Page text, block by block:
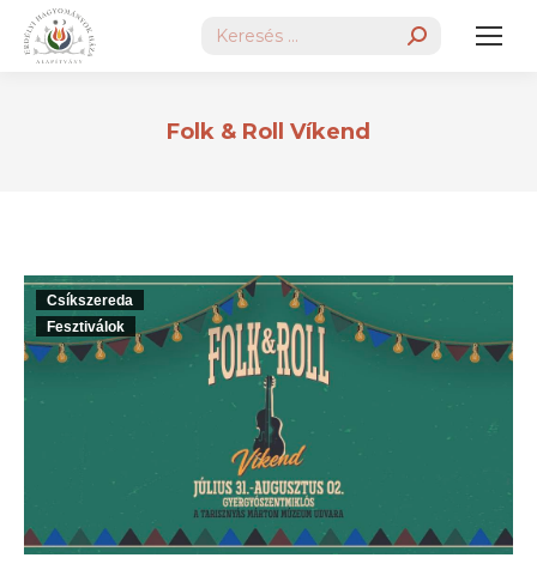
Search:
Folk & Roll Víkend
Csíkszereda
Fesztiválok